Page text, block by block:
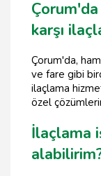
karşı
Çorum'da,
ve fare gibi
ilaçlama
özel
İlaçlama